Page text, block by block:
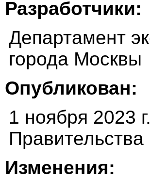
Разработчики:
Департамент
города Москвы
Опубликован:
1 ноября 2023
Изменения: